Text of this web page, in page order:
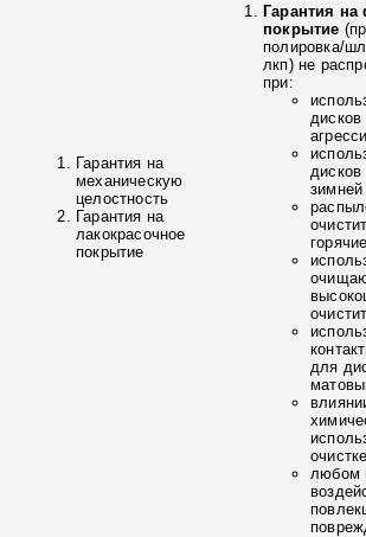
Гарантия на
механическую
целостность
Гарантия на
лакокрасочное
покрытие
Гарантия
покрытие
полировка/
лкп) не
при:
зимней
для
любом